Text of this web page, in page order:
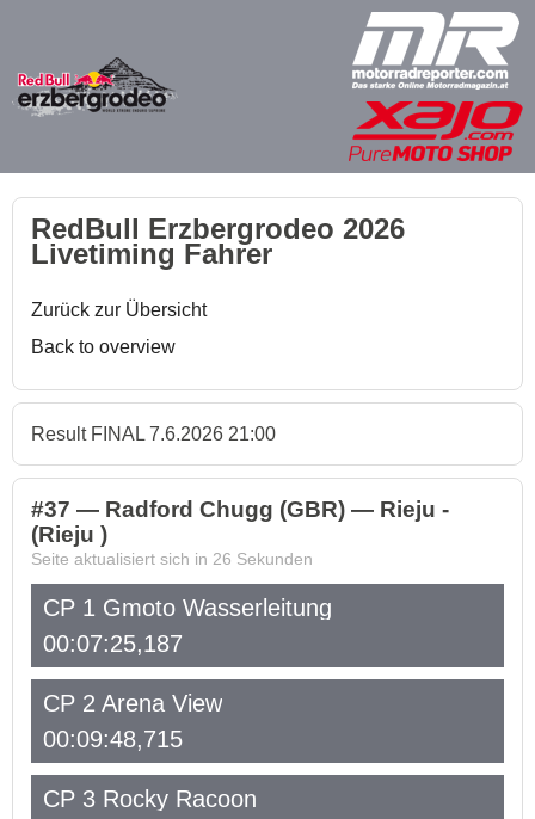
RedBull Erzbergrodeo 2026
Livetiming Fahrer
Zurück zur Übersicht
Back to overview
Result FINAL 7.6.2026 21:00
#37 — Radford Chugg (GBR) — Rieju -
(Rieju )
Seite aktualisiert sich in 26 Sekunden
CP 1 Gmoto Wasserleitung
00:07:25,187
CP 2 Arena View
00:09:48,715
CP 3 Rocky Racoon